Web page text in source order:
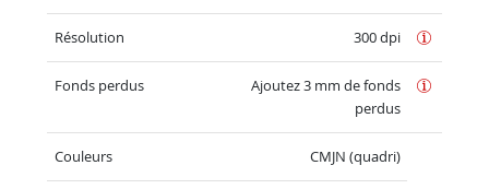
Résolution 300 dpi
Fonds perdus
Ajoutez 3 mm de fonds
perdus
Couleurs CMJN (quadri)